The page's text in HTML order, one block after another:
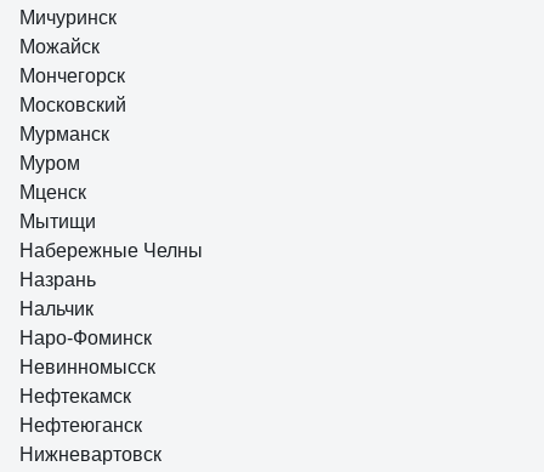
Мичуринск
Можайск
Мончегорск
Московский
Мурманск
Муром
Мценск
Мытищи
Набережные Челны
Назрань
Нальчик
Наро-Фоминск
Невинномысск
Нефтекамск
Нефтеюганск
Нижневартовск